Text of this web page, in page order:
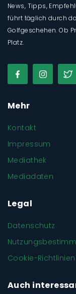
News, Tipps,
führt täglich durch
Golfgeschehen. Ob
Platz.
Mehr
Kontakt
Impressum
Mediathek
Mediadaten
Legal
Datenschutz
Cookie-Richtlinien
Auch